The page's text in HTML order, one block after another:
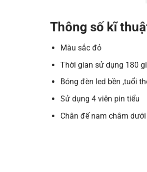
Thông số kĩ
Màu sắc đỏ
Thời gian sử dụng 180
Bóng đèn led bền ,tuổi
Sử dụng 4 viên pin tiểu
Chân đế nam châm